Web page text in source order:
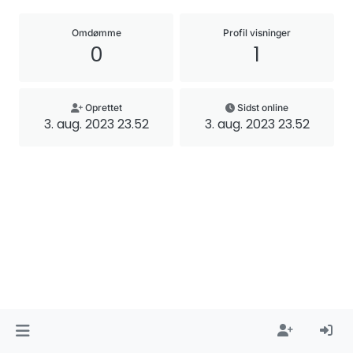
Omdømme
0
Profil visninger
1
Oprettet
3. aug. 2023 23.52
Sidst online
3. aug. 2023 23.52